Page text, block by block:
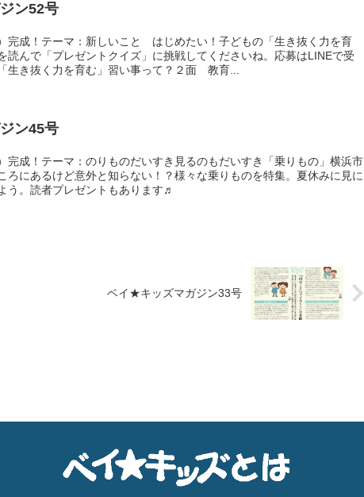
ン52号
完成！テーマ：新しいこと はじめたい！子どもの「生き抜く力を育
読んで「プレゼントクイズ」に挑戦してくださいね。応募はLINEで受
き抜く力を育む」習い事って？２面 教育...
ン45号
完成！テーマ：のりものだいすき見るのもだいすき「乗りもの」横浜市
ろにあるけど意外と知らない！？様々な乗りものを特集。夏休みに見に
う。読者プレゼントもあります♬
ベイ★キッズマガジン33号